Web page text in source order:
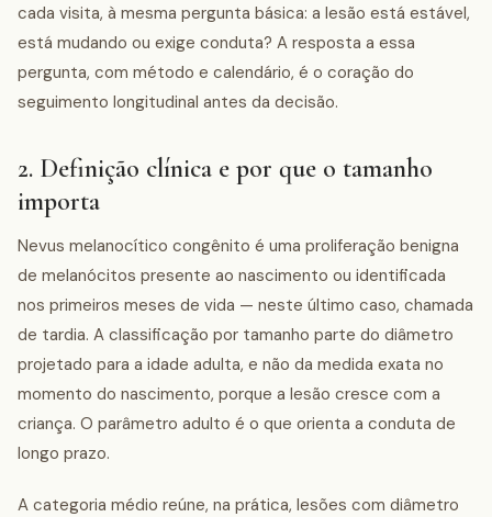
cada visita, à mesma pergunta básica: a lesão está estável,
está mudando ou exige conduta? A resposta a essa
pergunta, com método e calendário, é o coração do
seguimento longitudinal antes da decisão.
2. Definição clínica e por que o tamanho
importa
Nevus melanocítico congênito é uma proliferação benigna
de melanócitos presente ao nascimento ou identificada
nos primeiros meses de vida — neste último caso, chamada
de tardia. A classificação por tamanho parte do diâmetro
projetado para a idade adulta, e não da medida exata no
momento do nascimento, porque a lesão cresce com a
criança. O parâmetro adulto é o que orienta a conduta de
longo prazo.
A categoria médio reúne, na prática, lesões com diâmetro